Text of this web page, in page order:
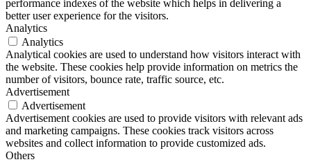
performance indexes of the website which helps in delivering a
better user experience for the visitors.
Analytics
Analytics
Analytical cookies are used to understand how visitors interact with
the website. These cookies help provide information on metrics the
number of visitors, bounce rate, traffic source, etc.
Advertisement
Advertisement
Advertisement cookies are used to provide visitors with relevant ads
and marketing campaigns. These cookies track visitors across
websites and collect information to provide customized ads.
Others